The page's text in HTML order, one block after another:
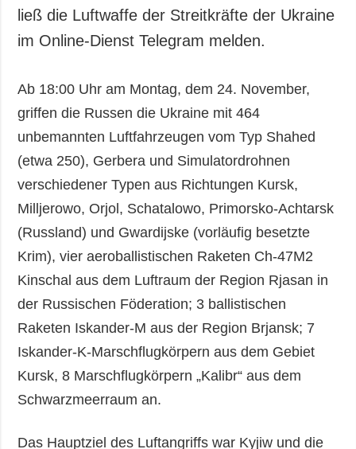
ließ die Luftwaffe der Streitkräfte der Ukraine
im Online-Dienst Telegram melden.
Ab 18:00 Uhr am Montag, dem 24. November,
griffen die Russen die Ukraine mit 464
unbemannten Luftfahrzeugen vom Typ Shahed
(etwa 250), Gerbera und Simulatordrohnen
verschiedener Typen aus Richtungen Kursk,
Milljerowo, Orjol, Schatalowo, Primorsko-Achtarsk
(Russland) und Gwardijske (vorläufig besetzte
Krim), vier aeroballistischen Raketen Ch-47M2
Kinschal aus dem Luftraum der Region Rjasan in
der Russischen Föderation; 3 ballistischen
Raketen Iskander-M aus der Region Brjansk; 7
Iskander-K-Marschflugkörpern aus dem Gebiet
Kursk, 8 Marschflugkörpern „Kalibr“ aus dem
Schwarzmeerraum an.
Das Hauptziel des Luftangriffs war Kyjiw und die